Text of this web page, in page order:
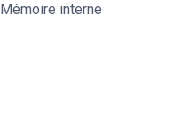
Mémoire interne